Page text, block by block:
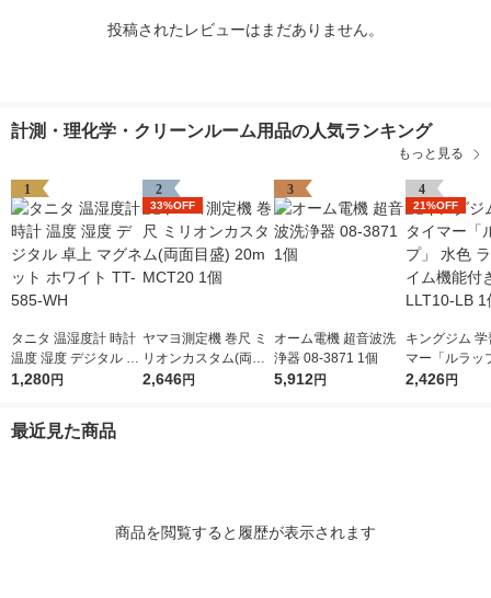
投稿されたレビューはまだありません。
計測・理化学・クリーンルーム用品の人気ランキング
もっと見る
1
タニタ 温湿度計 時計
温度 湿度 デジタル 卓
上 マグネット ホワイ
1,280円
2
33%OFF
ヤマヨ測定機 巻尺 ミ
リオンカスタム(両面
目盛) 20m MCT20 1個
2,646円
3
オーム電機 超音波洗
浄器 08-3871 1個
5,912円
4
21%OFF
キングジム
マー「ルラッ
色 ラップタイ
2,426円
最近見た商品
商品を閲覧すると履歴が表示されます